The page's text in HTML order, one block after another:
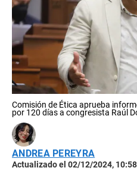
Comisión de Ética aprueba
por 120 días a congresista Raúl
ANDREA PEREYRA
Actualizado el 02/12/2024,